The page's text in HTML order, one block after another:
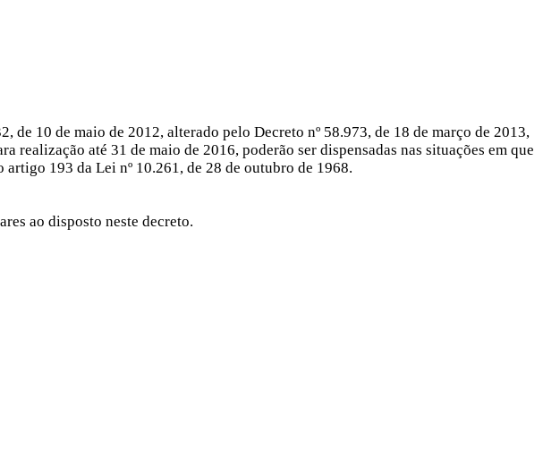
de 10 de maio de 2012, alterado pelo Decreto nº 58.973, de 18 de março de 2013,
realização até 31 de maio de 2016, poderão ser dispensadas nas situações em que
193 da Lei nº 10.261, de 28 de outubro de 1968.
ao disposto neste decreto.